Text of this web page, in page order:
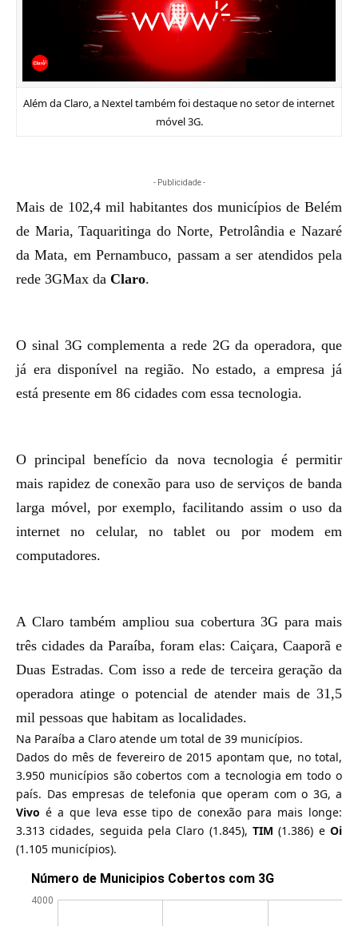
Além da Claro, a Nextel também foi destaque no setor de internet
móvel 3G.
- Publicidade -
Mais de 102,4 mil habitantes dos municípios de Belém
de Maria, Taquaritinga do Norte, Petrolândia e Nazaré
da Mata, em Pernambuco, passam a ser atendidos pela
rede 3GMax da Claro.
O sinal 3G complementa a rede 2G da operadora, que
já era disponível na região. No estado, a empresa já
está presente em 86 cidades com essa tecnologia.
O principal benefício da nova tecnologia é permitir
mais rapidez de conexão para uso de serviços de banda
larga móvel, por exemplo, facilitando assim o uso da
internet no celular, no tablet ou por modem em
computadores.
A Claro também ampliou sua cobertura 3G para mais
três cidades da Paraíba, foram elas: Caiçara, Caaporã e
Duas Estradas. Com isso a rede de terceira geração da
operadora atinge o potencial de atender mais de 31,5
mil pessoas que habitam as localidades.
Na Paraíba a Claro atende um total de 39 municípios.
Dados do mês de fevereiro de 2015 apontam que, no total,
3.950 municípios são cobertos com a tecnologia em todo o
país. Das empresas de telefonia que operam com o 3G, a
Vivo é a que leva esse tipo de conexão para mais longe:
3.313 cidades, seguida pela Claro (1.845), TIM (1.386) e Oi
(1.105 municípios).